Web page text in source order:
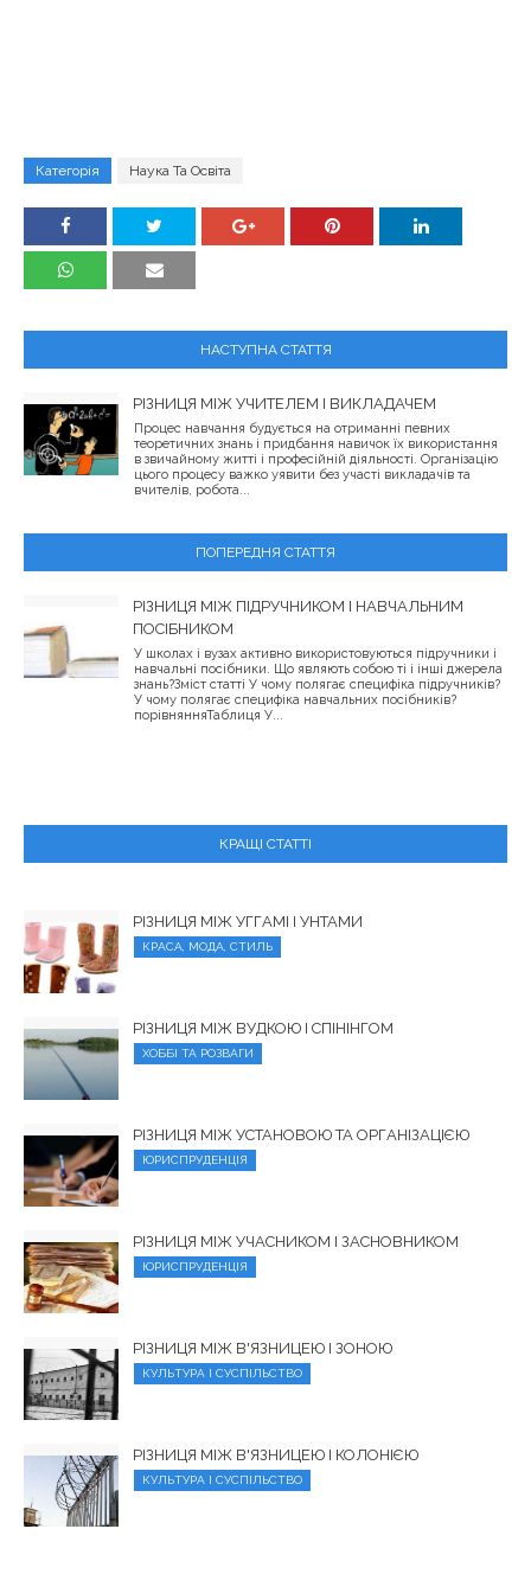
Категорія Наука Та Освіта
НАСТУПНА СТАТТЯ
РІЗНИЦЯ МІЖ УЧИТЕЛЕМ І ВИКЛАДАЧЕМ
Процес навчання будується на отриманні певних
теоретичних знань і придбання навичок їх використання
в звичайному житті і професійній діяльності. Організацію
цього процесу важко уявити без участі викладачів та
вчителів, робота...
ПОПЕРЕДНЯ СТАТТЯ
РІЗНИЦЯ МІЖ ПІДРУЧНИКОМ І НАВЧАЛЬНИМ
ПОСІБНИКОМ
У школах і вузах активно використовуються підручники і
навчальні посібники. Що являють собою ті і інші джерела
знань?Зміст статті У чому полягає специфіка підручників?
У чому полягає специфіка навчальних посібників?
порівнянняТаблиця У...
КРАЩІ СТАТТІ
РІЗНИЦЯ МІЖ УГГАМІ І УНТАМИ
КРАСА, МОДА, СТИЛЬ
РІЗНИЦЯ МІЖ ВУДКОЮ І СПІНІНГОМ
ХОББІ ТА РОЗВАГИ
РІЗНИЦЯ МІЖ УСТАНОВОЮ ТА ОРГАНІЗАЦІЄЮ
ЮРИСПРУДЕНЦІЯ
РІЗНИЦЯ МІЖ УЧАСНИКОМ І ЗАСНОВНИКОМ
ЮРИСПРУДЕНЦІЯ
РІЗНИЦЯ МІЖ В'ЯЗНИЦЕЮ І ЗОНОЮ
КУЛЬТУРА І СУСПІЛЬСТВО
РІЗНИЦЯ МІЖ В'ЯЗНИЦЕЮ І КОЛОНІЄЮ
КУЛЬТУРА І СУСПІЛЬСТВО